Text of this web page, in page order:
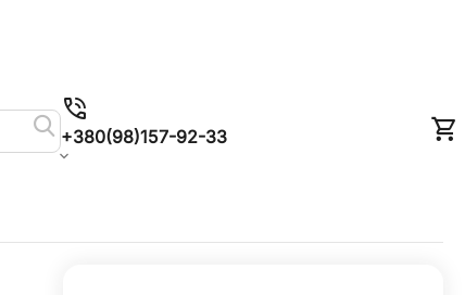
+380(98)157-92-33